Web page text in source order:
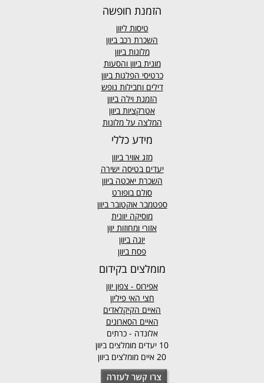
הזמנת חופשה
טיסות ליוון
השכרת רכב ביוון
מלונות ביוון
מונית ביוון והסעות
כרטיסי הפלגות ביוון
דילים וחבילות נופש
הזמנת וילה ביוון
אטרקציות ביוון
המלצה על מלונות
מידע כללי
מזג אווירביוון
יעדים בטיסה ישירה
השכרת יאכטה ביוון
סולם בופורט
ספטמבר אוקטובר ביוון
מוסיקה יוונית
אזורי ומחוזות יוון
יוגה ביוון
פסח ביוון
מומלצים בקידום
אפירוס - צפון יוון
חצי האי פיליון
האיים הקיקלאדים
האיים הסארונים
אלונדה - כרתים
10 יעדים מומלצים ביוון
20 איים מומלצים ביוון